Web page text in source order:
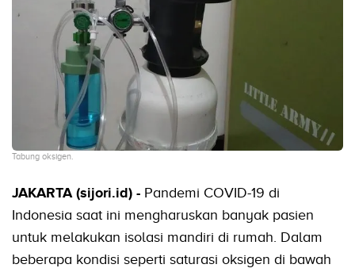
Tabung oksigen.
JAKARTA (sijori.id) - Pandemi COVID-19 di
Indonesia saat ini mengharuskan banyak pasien
untuk melakukan isolasi mandiri di rumah. Dalam
beberapa kondisi seperti saturasi oksigen di bawah